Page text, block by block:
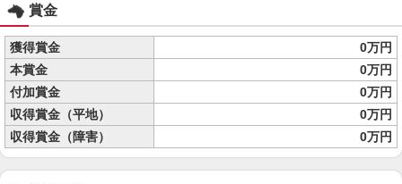
賞金
獲得賞金
0万円
本賞金
0万円
付加賞金
0万円
収得賞金（平地）
0万円
収得賞金（障害）
0万円